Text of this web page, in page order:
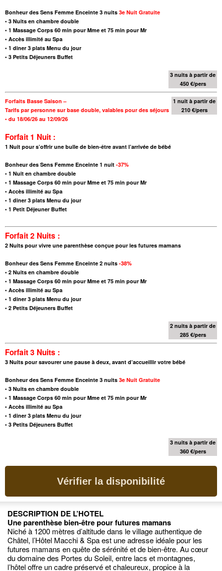
Bonheur des Sens Femme Enceinte 3 nuits 3e Nuit Gratuite
• 3 Nuits en chambre double
• 1 Massage Corps 60 min pour Mme et 75 min pour Mr
• Accès illimité au Spa
• 1 diner 3 plats Menu du jour
• 3 Petits Déjeuners Buffet
3 nuits à partir de
450 €/pers
Forfaits Basse Saison –
Tarifs par personne sur base double, valables pour des séjours
• du 18/06/26 au 12/09/26
Forfait 1 Nuit :
1 Nuit pour s’offrir une bulle de bien-être avant l’arrivée de bébé
Bonheur des Sens Femme Enceinte 1 nuit -37%
• 1 Nuit en chambre double
• 1 Massage Corps 60 min pour Mme et 75 min pour Mr
• Accès illimité au Spa
• 1 diner 3 plats Menu du jour
• 1 Petit Déjeuner Buffet
1 nuit à partir de
210 €/pers
Forfait 2 Nuits :
2 Nuits pour vivre une parenthèse conçue pour les futures mamans
Bonheur des Sens Femme Enceinte 2 nuits -38%
• 2 Nuits en chambre double
• 1 Massage Corps 60 min pour Mme et 75 min pour Mr
• Accès illimité au Spa
• 1 diner 3 plats Menu du jour
• 2 Petits Déjeuners Buffet
2 nuits à partir de
285 €/pers
Forfait 3 Nuits :
3 Nuits pour savourer une pause à deux, avant d’accueillir votre bébé
Bonheur des Sens Femme Enceinte 3 nuits 3e Nuit Gratuite
• 3 Nuits en chambre double
• 1 Massage Corps 60 min pour Mme et 75 min pour Mr
• Accès illimité au Spa
• 1 diner 3 plats Menu du jour
• 3 Petits Déjeuners Buffet
3 nuits à partir de
360 €/pers
Vérifier la disponibilité
DESCRIPTION DE L’HOTEL
Une parenthèse bien-être pour futures mamans
Niché à 1200 mètres d’altitude dans le village authentique de
Châtel, l’Hôtel Macchi & Spa est une adresse idéale pour les
futures mamans en quête de sérénité et de bien-être. Au cœur
du domaine des Portes du Soleil, entre lacs et montagnes,
l’hôtel offre un cadre préservé et chaleureux, propice à la